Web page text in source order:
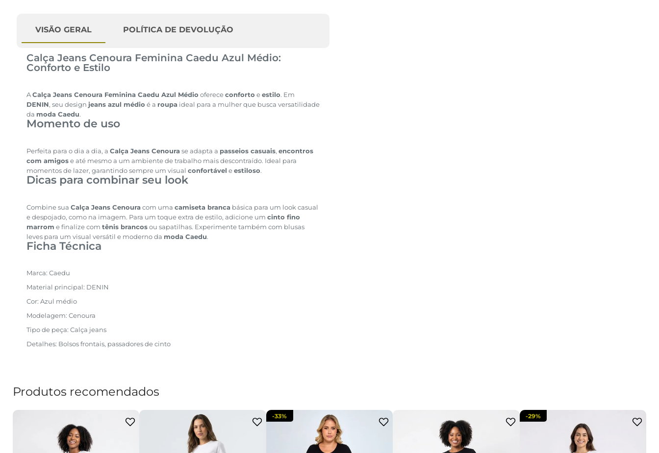
VISÃO GERAL POLÍTICA DE DEVOLUÇÃO
Calça Jeans Cenoura Feminina Caedu Azul Médio:
Conforto e Estilo
ACalça Jeans Cenoura Feminina Caedu Azul Médio oferececonforto eestilo. Em
DENIN, seu design jeans azul médio é a roupa ideal para a mulher que busca versatilidade
da moda Caedu.
Momento de uso
Perfeita para o dia a dia, a Calça Jeans Cenoura se adapta a passeios casuais, encontros
com amigose até mesmo a um ambiente de trabalho mais descontraído. Ideal para
momentos de lazer, garantindo sempre um visual confortável eestiloso.
Dicas para combinar seu look
Combine sua Calça Jeans Cenoura com uma camiseta branca básica para um look casual
e despojado, como na imagem. Para um toque extra de estilo, adicione um cinto fino
marrom e finalize com tênis brancosou sapatilhas. Experimente também com blusas
leves para um visual versátil e moderno da moda Caedu.
Ficha Técnica
Marca: Caedu
Material principal: DENIN
Cor: Azul médio
Modelagem: Cenoura
Tipo de peça: Calça jeans
Detalhes: Bolsos frontais, passadores de cinto
Produtos recomendados
-33% -29%